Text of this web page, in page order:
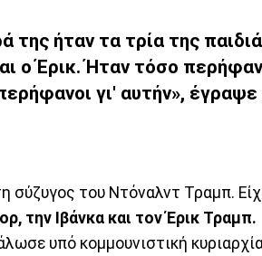
της ήταν τα τρία της
ο Έρικ. Ήταν τόσο
γι' αυτήν», έγραψε
σύζυγος του Ντόναλντ Τραμπ.
την Ιβάνκα και τον Έρικ Τραμπ.
υπό κομμουνιστική